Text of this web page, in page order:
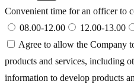
Convenient time for an officer to
08.00-12.00
12.00-13.00
Agree to allow the Company
products and services, including
information to develop products